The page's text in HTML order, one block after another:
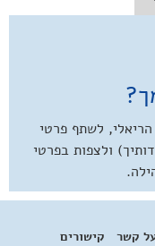
לשתף פרטי
ולצפות בפרטי
קישורים קשר